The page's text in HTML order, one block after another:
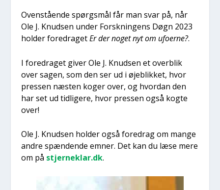
Oven­stå­en­de spørgs­mål får man svar på, når
Ole J. Knud­sen under Forsk­nin­gens Døgn 2023
hol­der fored­ra­getEr der noget nyt om ufo­er­ne?.
I fored­ra­get giver Ole J. Knud­sen et over­blik
over sagen, som den ser ud i øje­blik­ket, hvor
pres­sen næsten koger over, og hvor­dan den
har set ud tid­li­ge­re, hvor pres­sen også kog­te
over!
Ole J. Knud­sen hol­der også fored­rag om man­ge
andre spæn­den­de emner. Det kan du læse mere
om på stjerneklar.dk.